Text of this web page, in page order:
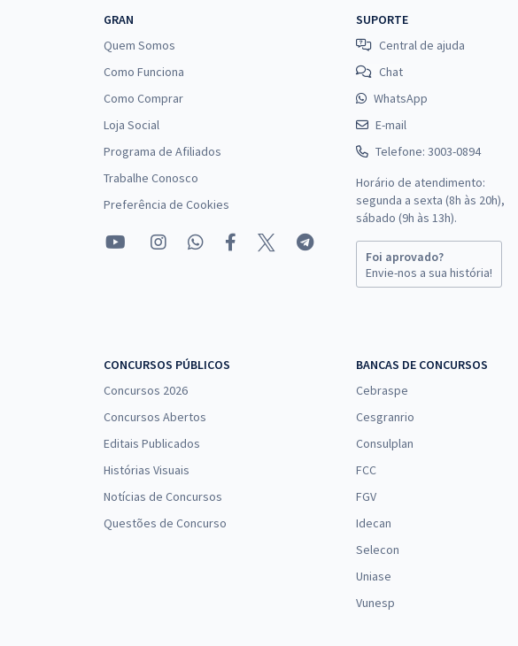
GRAN
Quem Somos
Como Funciona
Como Comprar
Loja Social
Programa de Afiliados
Trabalhe Conosco
Preferência de Cookies
SUPORTE
Central de ajuda
Chat
WhatsApp
E-mail
Telefone: 3003-0894
Horário de atendimento:
segunda a sexta (8h às 20h),
sábado (9h às 13h).
Foi aprovado?
Envie-nos a sua história!
CONCURSOS PÚBLICOS
Concursos 2026
Concursos Abertos
Editais Publicados
Histórias Visuais
Notícias de Concursos
Questões de Concurso
BANCAS DE CONCURSOS
Cebraspe
Cesgranrio
Consulplan
FCC
FGV
Idecan
Selecon
Uniase
Vunesp